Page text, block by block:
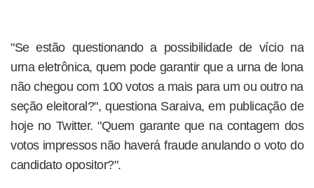
"Se estão questionando a possibilidade de vício na
urna eletrônica, quem pode garantir que a urna de lona
não chegou com 100 votos a mais para um ou outro na
seção eleitoral?", questiona Saraiva, em publicação de
hoje no Twitter. "Quem garante que na contagem dos
votos impressos não haverá fraude anulando o voto do
candidato opositor?".